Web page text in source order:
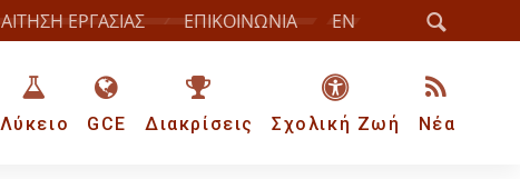
ΑΙΤΗΣΗ ΕΡΓΑΣΙΑΣ ΕΠΙΚΟΙΝΩΝΙΑ EN
Λύκειο GCE Διακρίσεις Σχολική Ζωή Νέα